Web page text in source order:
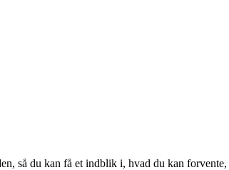
så du kan få et indblik i, hvad du kan forvente,